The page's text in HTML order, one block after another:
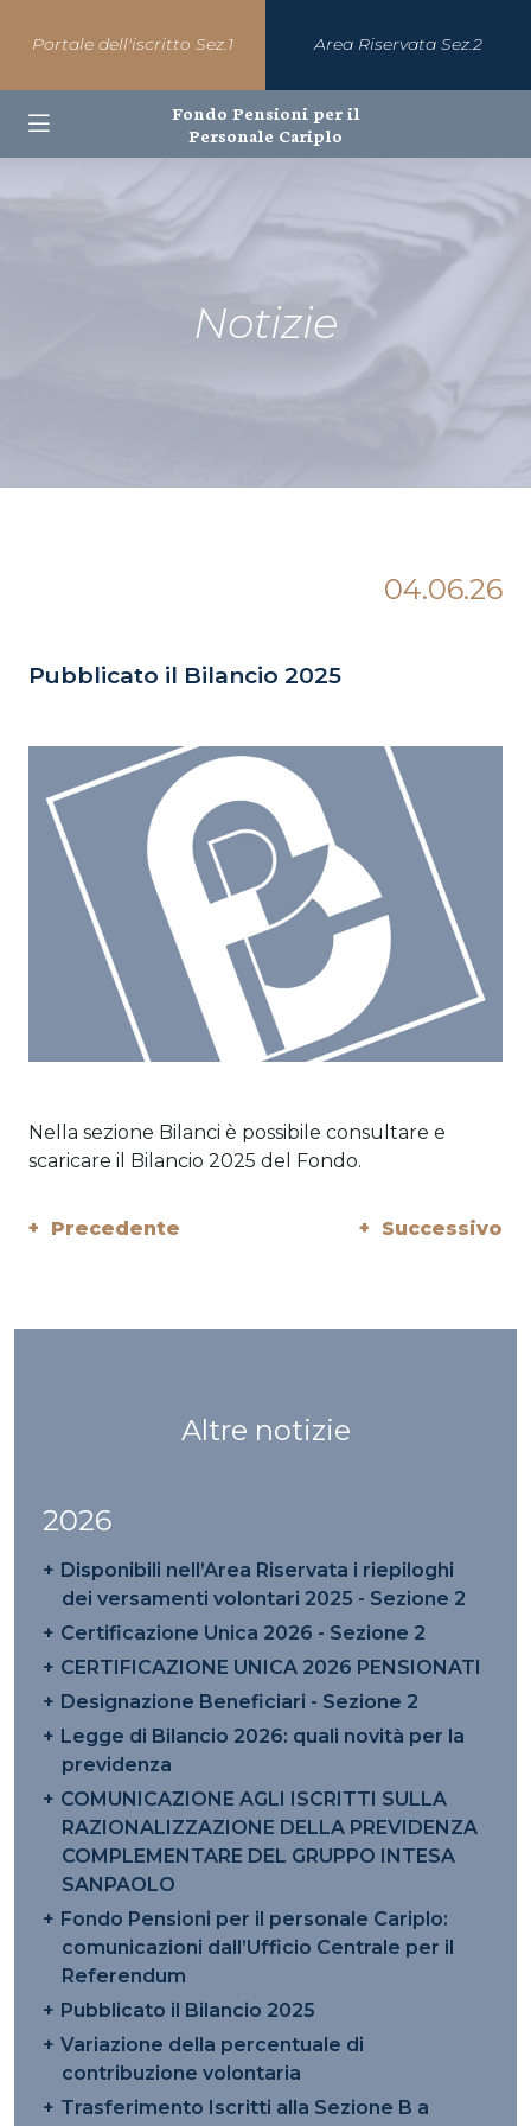
Portale dell'iscritto Sez.1 Area Riservata Sez.2
Fondo Pensioni per il
Personale Cariplo
Notizie
04.06.26
Pubblicato il Bilancio 2025
Nella sezione Bilanci è possibile consultare e
scaricare il Bilancio 2025 del Fondo.
+ Precedente + Successivo
Altre notizie
2026
Disponibili nell’Area Riservata i riepiloghi
dei versamenti volontari 2025 - Sezione 2
Certificazione Unica 2026 - Sezione 2
CERTIFICAZIONE UNICA 2026 PENSIONATI
Designazione Beneficiari - Sezione 2
Legge di Bilancio 2026: quali novità per la
previdenza
COMUNICAZIONE AGLI ISCRITTI SULLA
RAZIONALIZZAZIONE DELLA PREVIDENZA
COMPLEMENTARE DEL GRUPPO INTESA
SANPAOLO
Fondo Pensioni per il personale Cariplo:
comunicazioni dall’Ufficio Centrale per il
Referendum
Pubblicato il Bilancio 2025
Variazione della percentuale di
contribuzione volontaria
Trasferimento Iscritti alla Sezione B a